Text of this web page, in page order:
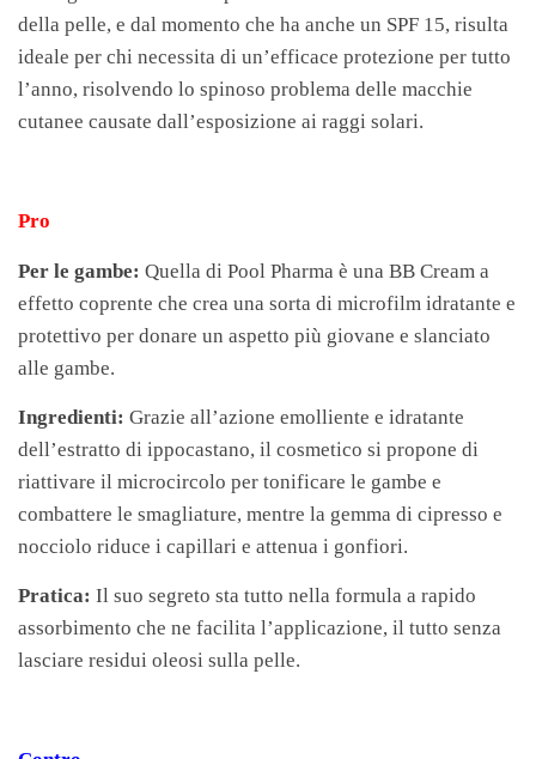
della pelle, e dal momento che ha anche un SPF 15, risulta
ideale per chi necessita di un’efficace protezione per tutto
l’anno, risolvendo lo spinoso problema delle macchie
cutanee causate dall’esposizione ai raggi solari.
Pro
Per le gambe: Quella di Pool Pharma è una BB Cream a
effetto coprente che crea una sorta di microfilm idratante e
protettivo per donare un aspetto più giovane e slanciato
alle gambe.
Ingredienti: Grazie all’azione emolliente e idratante
dell’estratto di ippocastano, il cosmetico si propone di
riattivare il microcircolo per tonificare le gambe e
combattere le smagliature, mentre la gemma di cipresso e
nocciolo riduce i capillari e attenua i gonfiori.
Pratica: Il suo segreto sta tutto nella formula a rapido
assorbimento che ne facilita l’applicazione, il tutto senza
lasciare residui oleosi sulla pelle.